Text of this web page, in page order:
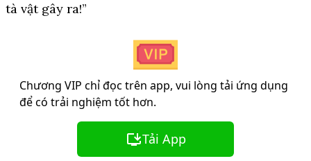
tà vật gây ra!”
Chương VIP chỉ đọc trên app, vui lòng tải ứng dụng
để có trải nghiệm tốt hơn.
Tải App